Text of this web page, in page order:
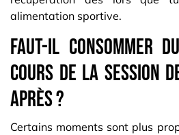
alimentation sportive.
Faut-il consommer
cours de la session
après ?
Certains moments sont plus